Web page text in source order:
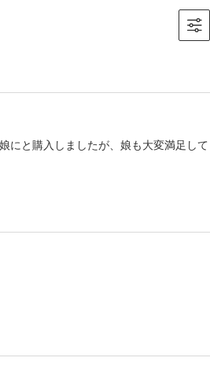
にと購入しましたが、娘も大変満足して